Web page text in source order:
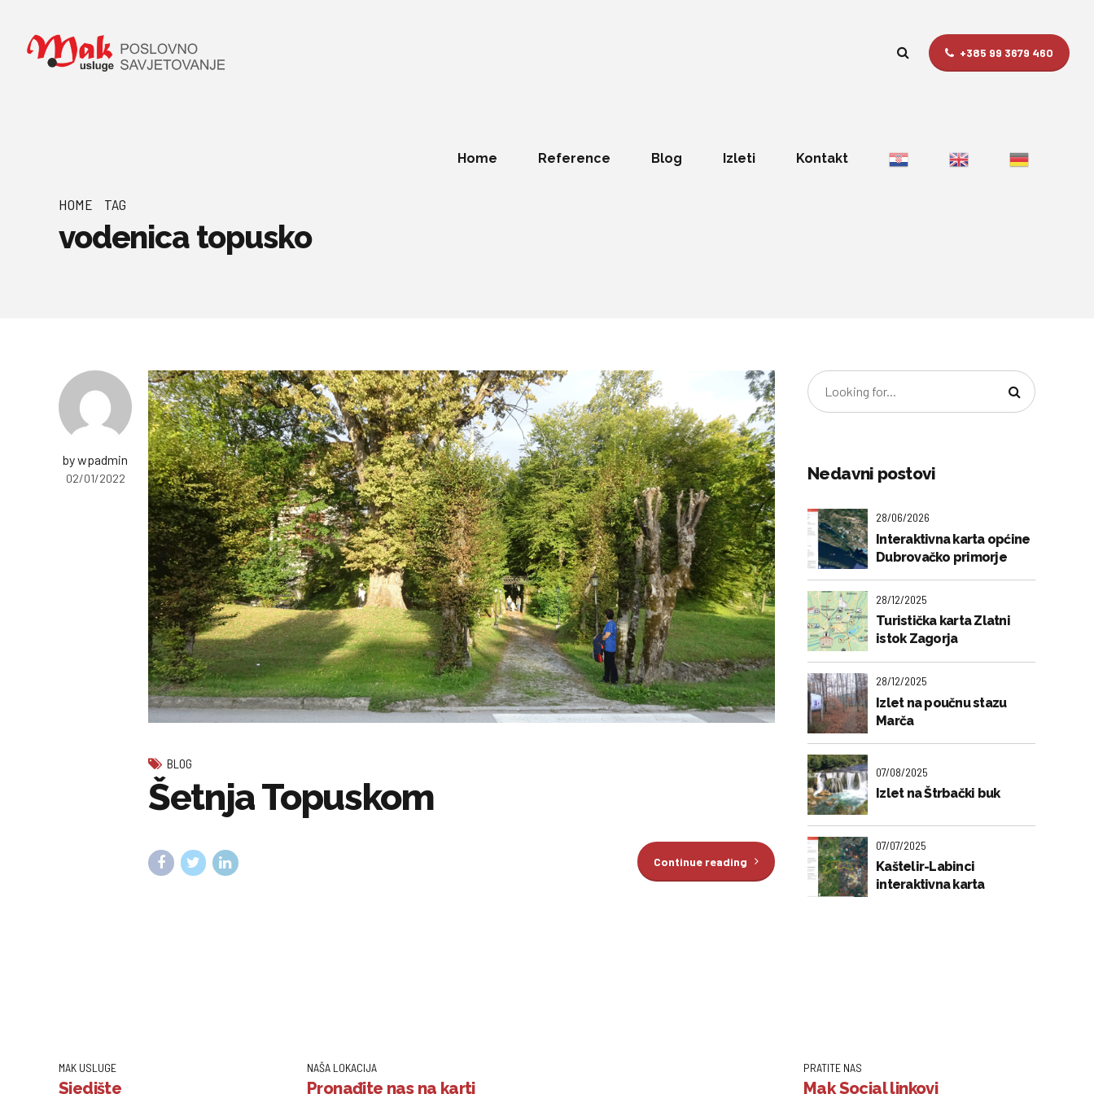
+385 99 3679 460
Home Reference Blog Izleti Kontakt
HOME TAG
vodenica topusko
by wpadmin
02/01/2022
BLOG
Šetnja Topuskom
Continue reading
Nedavni postovi
28/06/2026
Interaktivna karta općine
Dubrovačko primorje
28/12/2025
Turistička karta Zlatni
istok Zagorja
28/12/2025
Izlet na poučnu stazu
Marča
07/08/2025
Izlet na Štrbački buk
07/07/2025
Kaštelir-Labinci
interaktivna karta
MAK USLUGE
Sjedište
NAŠA LOKACIJA
Pronađite nas na karti
PRATITE NAS
Mak Social linkovi